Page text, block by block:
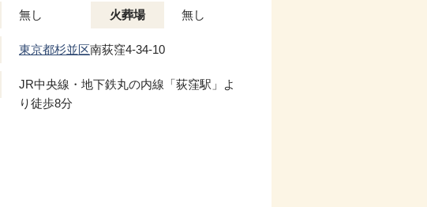
無し 火葬場 無し
東京都杉並区南荻窪4-34-10
JR中央線・地下鉄丸の内線「荻窪駅」よ
り徒歩8分